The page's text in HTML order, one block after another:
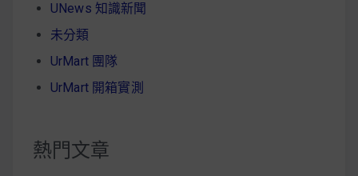
UNews 知識新聞
未分類
UrMart 團隊
UrMart 開箱實測
熱門文章